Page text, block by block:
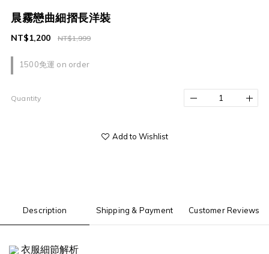
晨霧戀曲細摺長洋裝
1500免運 on order
NT$1,999
NT$1,200
Quantity
Add to Wishlist
Description Shipping & Payment Customer Reviews
衣服細節解析